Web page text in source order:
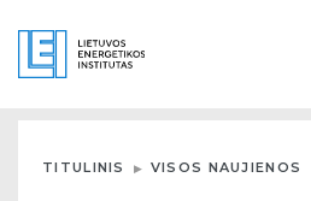
TITULINIS VISOS NAUJIENOS